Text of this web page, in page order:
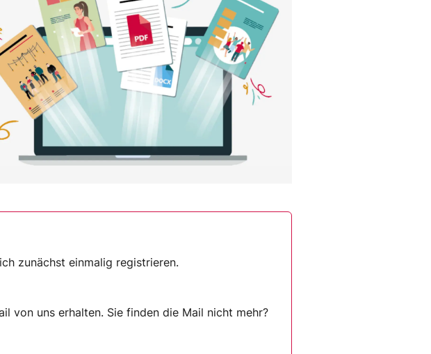
zunächst einmalig registrieren.
von uns erhalten. Sie finden die Mail nicht mehr?